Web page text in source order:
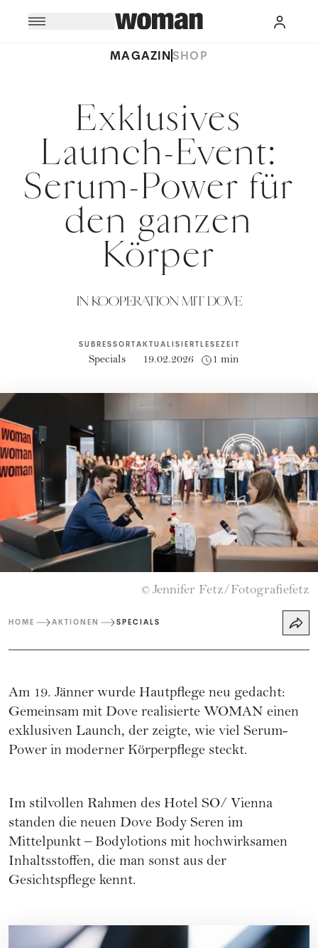
MAGAZINSHOP
Exklusives
Launch-Event:
Serum-Power für
den ganzen
Körper
IN KOOPERATION MIT DOVE
SUBRESSORT
Specials
AKTUALISIERT
19.02.2026
LESEZEIT
1 min
© Jennifer Fetz/Fotografiefetz
HOME AKTIONEN SPECIALS
Am 19. Jänner wurde Hautpflege neu gedacht:
Gemeinsam mit Dove realisierte WOMAN einen
exklusiven Launch, der zeigte, wie viel Serum-
Power in moderner Körperpflege steckt.
Im stilvollen Rahmen des Hotel SO/ Vienna
standen die neuen Dove Body Seren im
Mittelpunkt – Bodylotions mit hochwirksamen
Inhaltsstoffen, die man sonst aus der
Gesichtspflege kennt.